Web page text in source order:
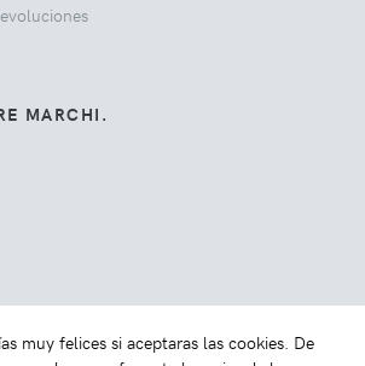
MARCHI.
muy felices si aceptaras las cookies. De